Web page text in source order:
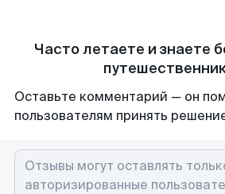
Часто летаете и знаете
Оставьте комментарий — он
пользователям принять